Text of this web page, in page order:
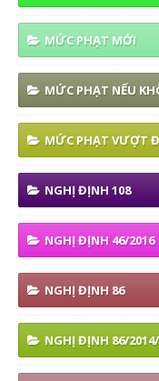
MỨC PHẠT MỚI
MỨC PHẠT NẾU
MỨC PHẠT VƯỢT
NGHỊ ĐỊNH 108
NGHỊ ĐỊNH 46/2016
NGHỊ ĐỊNH 86
NGHỊ ĐỊNH 86/